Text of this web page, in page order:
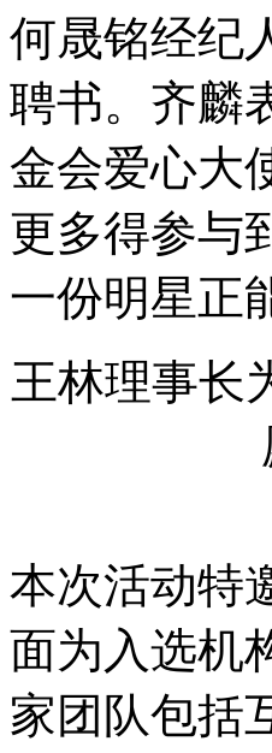
何晟铭经纪
聘书。齐麟
金会爱心大
更多得参与
一份明星正
王林理事长
本次活动特
面为入选机
家团队包括